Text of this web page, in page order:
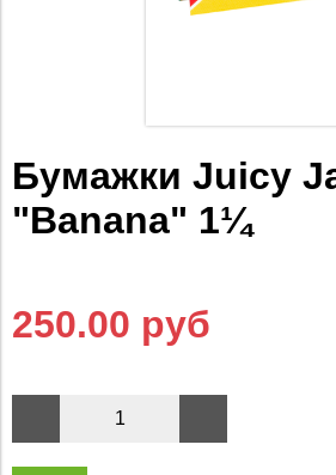
Бумажки Juicy
"Banana" 1¼
250.00 руб